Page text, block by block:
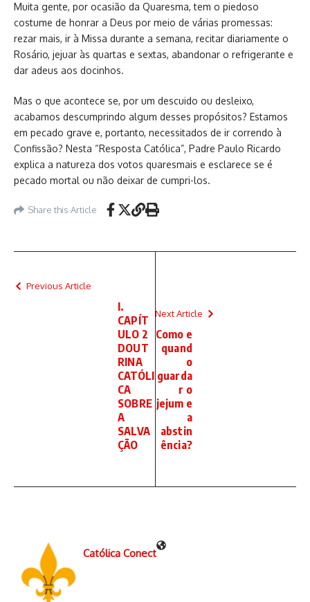
Muita gente, por ocasião da Quaresma, tem o piedoso
costume de honrar a Deus por meio de várias promessas:
rezar mais, ir à Missa durante a semana, recitar diariamente o
Rosário, jejuar às quartas e sextas, abandonar o refrigerante e
dar adeus aos docinhos.
Mas o que acontece se, por um descuido ou desleixo,
acabamos descumprindo algum desses propósitos? Estamos
em pecado grave e, portanto, necessitados de ir correndo à
Confissão? Nesta “Resposta Católica”, Padre Paulo Ricardo
explica a natureza dos votos quaresmais e esclarece se é
pecado mortal ou não deixar de cumpri-los.
Share this Article
Previous Article
I.
CAPÍT
ULO 2
DOUT
RINA
CATÓLI
CA
SOBRE
A
SALVA
ÇÃO
Next Article
Como e
quand
o
guarda
r o
jejum e
a
abstin
ência?
Católica Conect